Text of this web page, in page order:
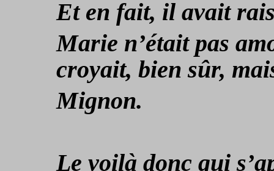
Et en fait, il avait
Marie n’était pas
croyait, bien sûr,
Mignon.
Le voilà donc qui